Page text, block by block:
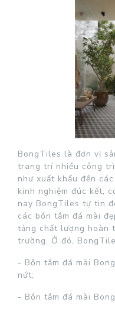
BongTiles là đơn vị
trang trí nhiều công
như xuất khẩu đến
kinh nghiệm đúc kết,
nay BongTiles tự tin
các bồn tắm đá mài
tảng chất lượng hoàn
trường. Ở đó,
- Bồn tắm đá mài
nứt;
- Bồn tắm đá mài